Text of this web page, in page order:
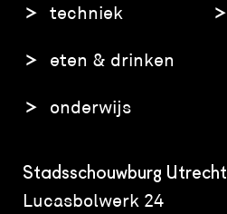
techniek
eten & drinken
onderwijs
Stadsschouwburg Utrecht
Lucasbolwerk 24